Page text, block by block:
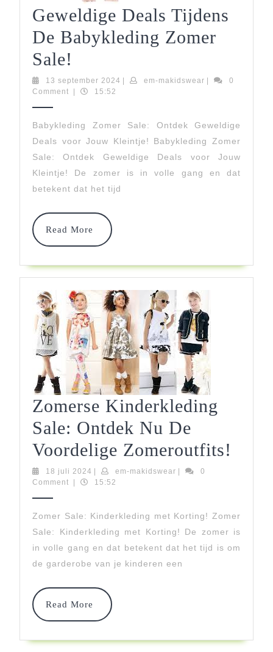
Geweldige Deals Tijdens
De Babykleding Zomer
Sale!
Deals
Tijdens
De
Babykleding
Zomer
Sale!
13 september 2024 13
em-makidswearem-
0
Comment
15:52
Babykleding Zomer Sale: Ontdek Geweldige
Deals voor Jouw Kleintje! Babykleding Zomer
Sale: Ontdek Geweldige Deals voor Jouw
Kleintje! De zomer is in volle gang en dat
betekent dat het tijd
Read More
Read
More
Zomerse Kinderkleding
Sale: Ontdek Nu De
Voordelige Zomeroutfits!
Nu
18 juli 2024 18
juli
em-makidswearem-
0
Comment
15:52
Zomer Sale: Kinderkleding met Korting! Zomer
Sale: Kinderkleding met Korting! De zomer is
in volle gang en dat betekent dat het tijd is om
de garderobe van je kinderen een
Read More
Read
More